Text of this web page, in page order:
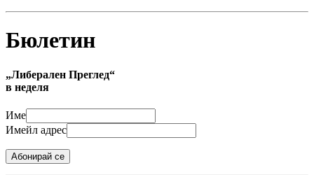
Бюлетин
„Либерален Преглед“
в неделя
Име
Имейл адрес
Абонирай се